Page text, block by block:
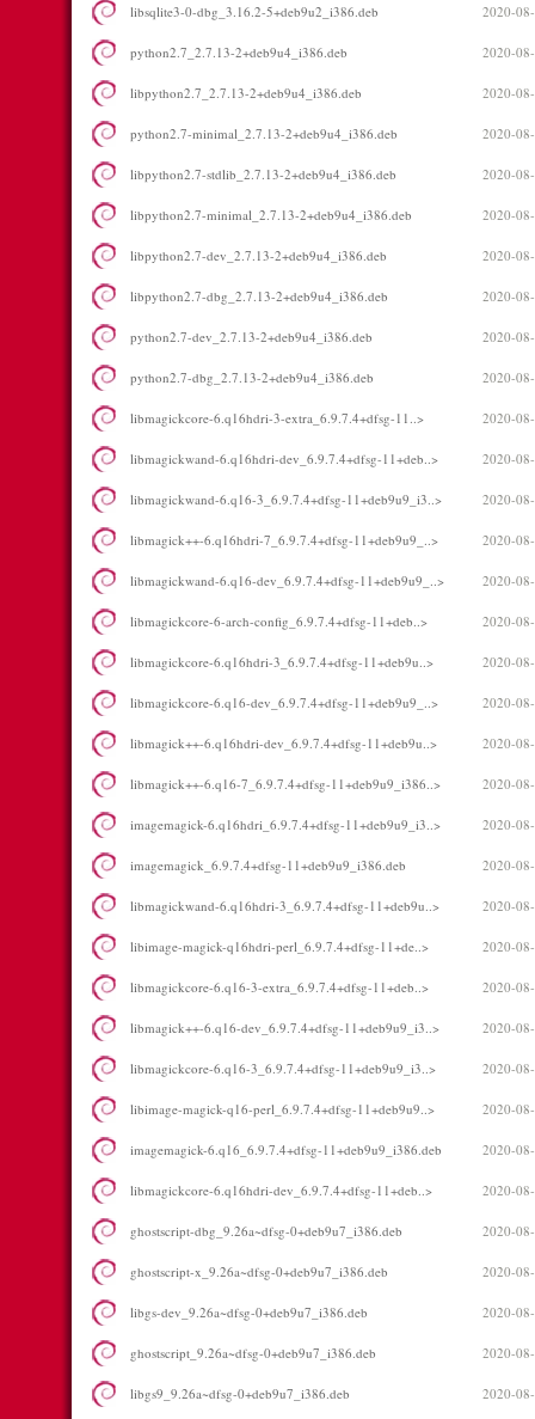
libsqlite3-0-dbg_3.16.2-5+deb9u2_i386.deb 2020-
python2.7_2.7.13-2+deb9u4_i386.deb 2020-
libpython2.7_2.7.13-2+deb9u4_i386.deb 2020-
python2.7-minimal_2.7.13-2+deb9u4_i386.deb 2020-
libpython2.7-stdlib_2.7.13-2+deb9u4_i386.deb 2020-
libpython2.7-minimal_2.7.13-2+deb9u4_i386.deb 2020-
libpython2.7-dev_2.7.13-2+deb9u4_i386.deb 2020-
libpython2.7-dbg_2.7.13-2+deb9u4_i386.deb 2020-
python2.7-dev_2.7.13-2+deb9u4_i386.deb 2020-
python2.7-dbg_2.7.13-2+deb9u4_i386.deb 2020-
libmagickcore-6.q16hdri-3-extra_6.9.7.4+dfsg-11..> 2020-
libmagickwand-6.q16hdri-dev_6.9.7.4+dfsg-11+deb..> 2020-
libmagickwand-6.q16-3_6.9.7.4+dfsg-11+deb9u9_i3..> 2020-
libmagick++-6.q16hdri-7_6.9.7.4+dfsg-11+deb9u9_..> 2020-
libmagickwand-6.q16-dev_6.9.7.4+dfsg-11+deb9u9_..> 2020-
libmagickcore-6-arch-config_6.9.7.4+dfsg-11+deb..> 2020-
libmagickcore-6.q16hdri-3_6.9.7.4+dfsg-11+deb9u..> 2020-
libmagickcore-6.q16-dev_6.9.7.4+dfsg-11+deb9u9_..> 2020-
libmagick++-6.q16hdri-dev_6.9.7.4+dfsg-11+deb9u..> 2020-
libmagick++-6.q16-7_6.9.7.4+dfsg-11+deb9u9_i386..> 2020-
imagemagick-6.q16hdri_6.9.7.4+dfsg-11+deb9u9_i3..> 2020-
imagemagick_6.9.7.4+dfsg-11+deb9u9_i386.deb 2020-
libmagickwand-6.q16hdri-3_6.9.7.4+dfsg-11+deb9u..> 2020-
libimage-magick-q16hdri-perl_6.9.7.4+dfsg-11+de..> 2020-
libmagickcore-6.q16-3-extra_6.9.7.4+dfsg-11+deb..> 2020-
libmagick++-6.q16-dev_6.9.7.4+dfsg-11+deb9u9_i3..> 2020-
libmagickcore-6.q16-3_6.9.7.4+dfsg-11+deb9u9_i3..> 2020-
libimage-magick-q16-perl_6.9.7.4+dfsg-11+deb9u9..> 2020-
imagemagick-6.q16_6.9.7.4+dfsg-11+deb9u9_i386.deb 2020-
libmagickcore-6.q16hdri-dev_6.9.7.4+dfsg-11+deb..> 2020-
ghostscript-dbg_9.26a~dfsg-0+deb9u7_i386.deb 2020-
ghostscript-x_9.26a~dfsg-0+deb9u7_i386.deb 2020-
libgs-dev_9.26a~dfsg-0+deb9u7_i386.deb 2020-
ghostscript_9.26a~dfsg-0+deb9u7_i386.deb 2020-
libgs9_9.26a~dfsg-0+deb9u7_i386.deb 2020-